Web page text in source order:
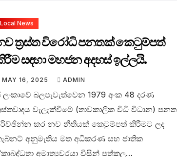
Local News
ත්‍රස්ත විරෝධි පනතක් කෙටුම්පත්
සඳහා මහජන අදහස් ඉල්ලයි.
MAY 16, 2025 ADMIN
ලංකාවේ බලපැවැත්වෙන 1979 අංක 48 දරණ
වැලැක්වීමේ (තාවකාලික විධි විධාන) පනත
කර නව නීතියක් කෙටුම්පත් කිරීමට ලද
අනුමැතිය මත අධිකරණ සහ ජාතික
අමාත්‍යවරයා විසින් පත්කල…